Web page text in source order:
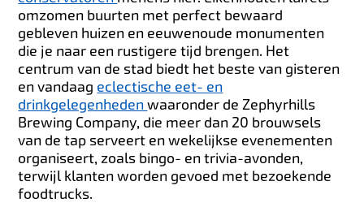
omzomen buurten met perfect bewaard
gebleven huizen en eeuwenoude monumenten
die je naar een rustigere tijd brengen. Het
centrum van de stad biedt het beste van gisteren
en vandaag eclectische eet- en
drinkgelegenhedenwaaronder de Zephyrhills
Brewing Company, die meer dan 20 brouwsels
van de tap serveert en wekelijkse evenementen
organiseert, zoals bingo- en trivia-avonden,
terwijl klanten worden gevoed met bezoekende
foodtrucks.